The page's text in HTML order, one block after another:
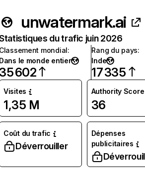
unwatermark.ai
du trafic juin 2026
Classement mondial:
Dans le monde entier
35 602
Rang du pays:
Inde
17 335
Visites
1,35 M
Authority Score
36
Coût du trafic
Déverrouiller
Dépenses
publicitaires